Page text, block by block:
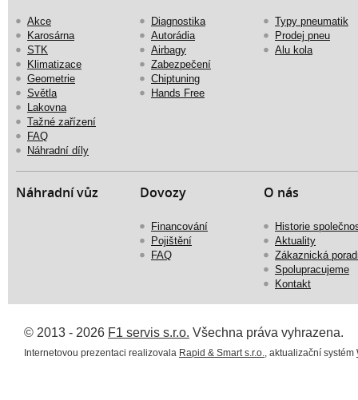
Akce
Karosárna
STK
Klimatizace
Geometrie
Světla
Lakovna
Tažné zařízení
FAQ
Náhradní díly
Diagnostika
Autorádia
Airbagy
Zabezpečení
Chiptuning
Hands Free
Typy pneumatik
Prodej pneu
Alu kola
Náhradní vůz Dovozy
Financování
Pojištění
FAQ
O nás
Historie
Aktuality
Zákaznická
Spolupracujeme
Kontakt
© 2013 - 2026 F1 servis s.r.o. Všechna práva vyhrazena.
Internetovou prezentaci realizovala Rapid & Smart s.r.o. , aktualizační systém